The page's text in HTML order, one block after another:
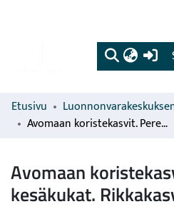
Etusivu
Avomaan koristekasvit. Perennat ja kesäkukat. Rikkakasvit
Avomaan
kesäkukat.